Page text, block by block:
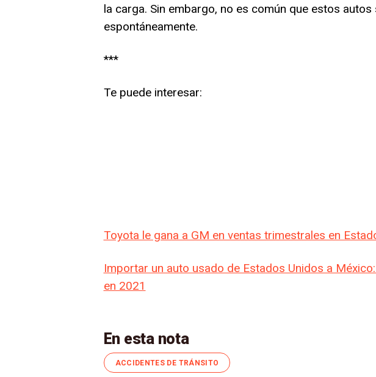
la carga. Sin embargo, no es común que estos autos
espontáneamente.
***
Te puede interesar:
Toyota le gana a GM en ventas trimestrales en
Importar un auto usado de Estados Unidos a
en 2021
En esta nota
ACCIDENTES DE TRÁNSITO